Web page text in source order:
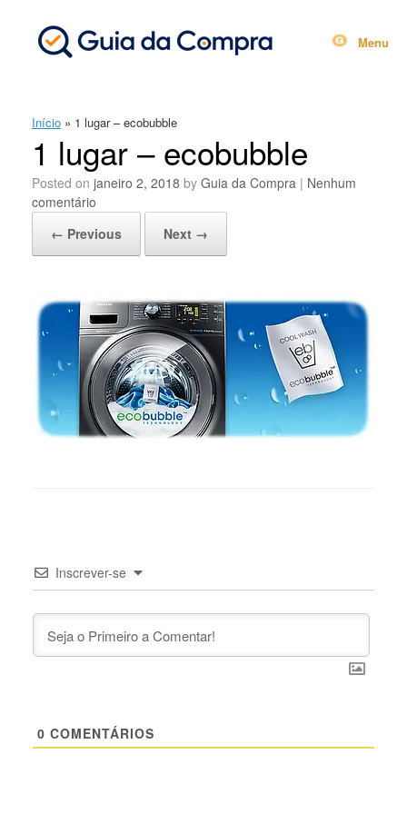
Menu
Início » 1 lugar – ecobubble
1 lugar – ecobubble
Posted on janeiro 2, 2018 by Guia da Compra | Nenhum
comentário
← Previous
Next →
Inscrever-se
0 COMENTÁRIOS